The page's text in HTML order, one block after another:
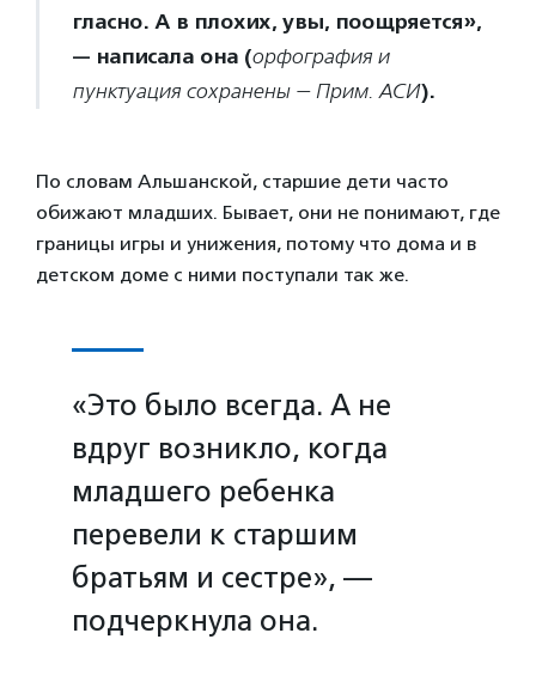
гласно. А в плохих, увы, поощряется»,
— написала она (орфография и
пунктуация сохранены — Прим. АСИ).
По словам Альшанской, старшие дети часто
обижают младших. Бывает, они не понимают, где
границы игры и унижения, потому что дома и в
детском доме с ними поступали так же.
«Это было всегда. А не
вдруг возникло, когда
младшего ребенка
перевели к старшим
братьям и сестре», —
подчеркнула она.